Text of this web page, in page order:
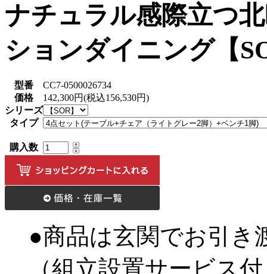
ナチュラル感際立つ
ションダイニング【
型番
CC7-0500026734
価格
142,300円(税込156,530円)
シリーズ
タイプ
購入数
●商品は玄関でお引き
（組立設置サービス